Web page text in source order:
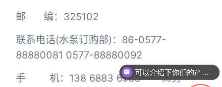
邮 编：325102
联系电话(水泵订购部)：86-0577-
88880081 0577-88880092
手 机：138 6883 6983 商务